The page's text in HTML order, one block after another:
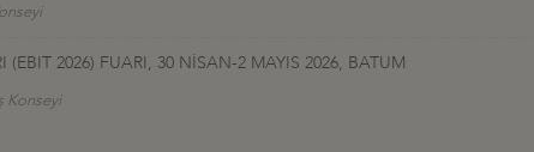
(EBIT 2026) FUARI, 30 NİSAN-2 MAYIS 2026, BATUM
Konseyi